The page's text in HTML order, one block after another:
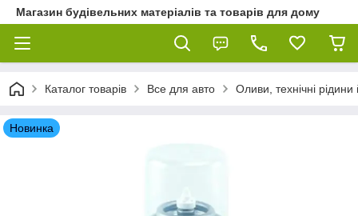
Магазин будівельних матеріалів та товарів для дому
Каталог товарів Все для авто Оливи, технічні рідини
Новинка